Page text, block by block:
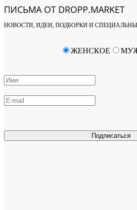
ПИСЬМА ОТ DROPP.MARKET
НОВОСТИ, ИДЕИ, ПОДБОРКИ И
Подписаться
ЖЕНСКОЕ